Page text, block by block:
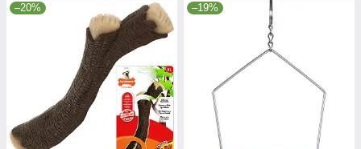
–20% –19%